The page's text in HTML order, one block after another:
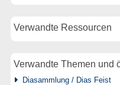
Verwandte Ressourcen
Verwandte Themen und
Diasammlung / Dias Feist